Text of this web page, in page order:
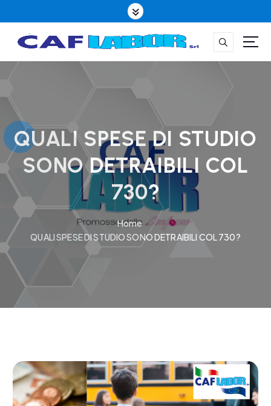
k
t
e
t
CAFLABOR la qualità è il nostro mestiere
QUALI SPESE DI STUDIO
SONO DETRAIBILI COL
730?
Home
QUALI SPESE DI STUDIO SONO DETRAIBILI COL 730?